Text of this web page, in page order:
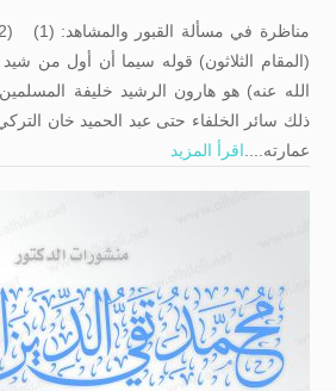
(المقام الثلاثون) قوله سيما أن أول من
الله عنه) هو هارون الرشيد خليفة
ذلك سائر الخلفاء حتى عبد الحميد خان
عمارته....اقرأ المزيد